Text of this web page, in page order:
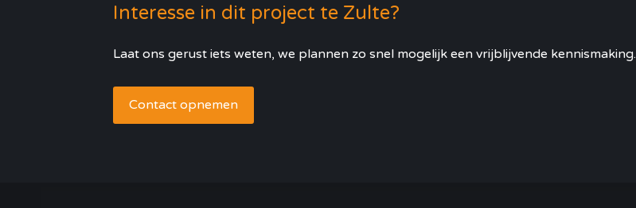
Interesse in dit project te Zulte?
Laat ons gerust iets weten, we plannen zo snel mogelijk een vrijblijvende kennismaking.
Contact opnemen